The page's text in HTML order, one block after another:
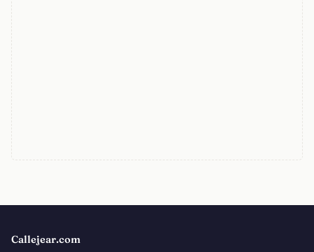
Callejear.com